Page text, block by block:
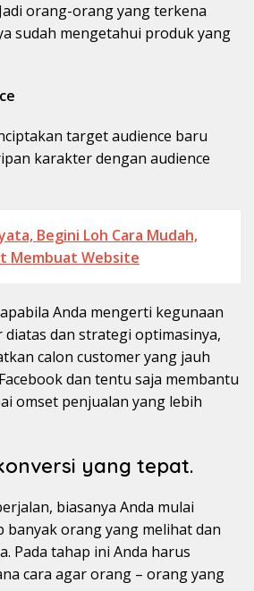
orang-orang yang terkena
sudah mengetahui produk yang
target audience baru
karakter dengan audience
Begini Loh Cara Mudah,
Membuat Website
Anda mengerti kegunaan
dan strategi optimasinya,
calon customer yang jauh
dan tentu saja membantu
omset penjualan yang lebih
yang tepat.
biasanya Anda mulai
banyak orang yang melihat dan
Pada tahap ini Anda harus
cara agar orang – orang yang